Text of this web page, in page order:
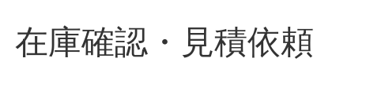
在庫確認・見積依頼